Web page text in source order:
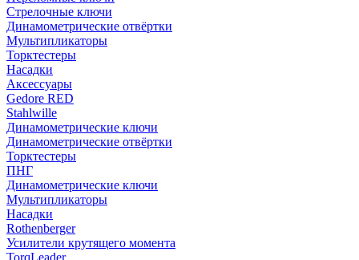
Стрелочные ключи
Динамометрические отвёртки
Мультипликаторы
Торктестеры
Насадки
Аксессуары
Gedore RED
Stahlwille
Динамометрические ключи
Динамометрические отвёртки
Торктестеры
ПНГ
Динамометрические ключи
Мультипликаторы
Насадки
Rothenberger
Усилители крутящего момента
TorqLeader